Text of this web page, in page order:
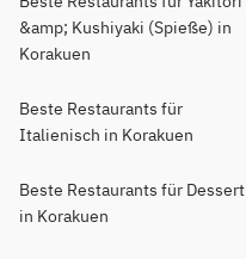
&amp; Kushiyaki (Spieße) in
Korakuen
Beste Restaurants für
Italienisch in Korakuen
Beste Restaurants für Dessert
in Korakuen